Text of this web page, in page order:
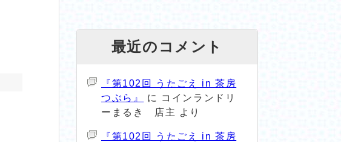
最近のコメント
『第102回 うたごえ in 茶房
つぶら』
に
コインランドリ
ーまるき 店主 より
『第102回 うたごえ in 茶房